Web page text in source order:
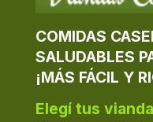
COMIDAS
SALUDABLES
¡MÁS FÁCIL Y
Elegí tus